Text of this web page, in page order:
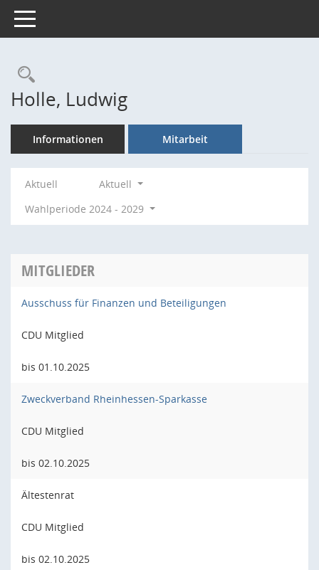
Toggle navigation
Rechercheauswahl
Holle, Ludwig
Informationen Mitarbeit
Aktuell
Aktuell
Wahlperiode 2024 - 2029
MITGLIEDER
Ausschuss für Finanzen und Beteiligungen
CDU Mitglied
bis 01.10.2025
Zweckverband Rheinhessen-Sparkasse
CDU Mitglied
bis 02.10.2025
Ältestenrat
CDU Mitglied
bis 02.10.2025